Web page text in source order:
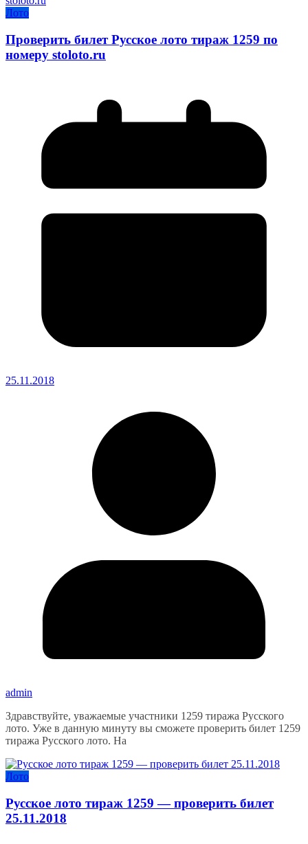
Лото
Проверить билет Русское лото тираж 1259 по
номеру stoloto.ru
25.11.2018
admin
Здравствуйте, уважаемые участники 1259 тиража Русского
лото. Уже в данную минуту вы сможете проверить билет 1259
тиража Русского лото. На
Лото
Русское лото тираж 1259 — проверить билет
25.11.2018